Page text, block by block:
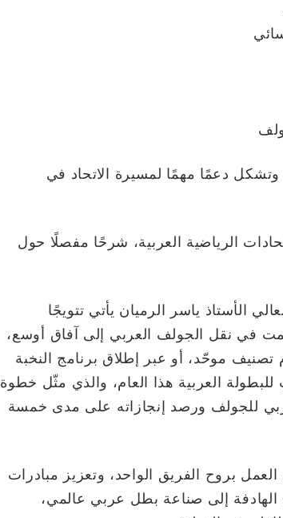
وتشكل دعمًا مهمًا لمسيرة الاتحاد في
الرياضية العربية، شرحًا مفصلًا حول
الأستاذ ياسر الرميان يأتي تتويجًا
في نقل الجولف العربي إلى آفاق أوسع،
موحّد، أو عبر إطلاق برنامج النخبة
العربية هذا العام، والذي مثّل خطوة
للجولف ورصد إنجازاته على مدى خمسة
العمل بروح الفريق الواحد، وتعزيز مبادرات
الهادفة إلى صناعة بطل عربي عالمي،